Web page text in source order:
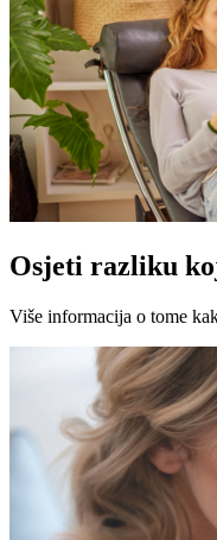
Osjeti razliku
Više informacija o tome